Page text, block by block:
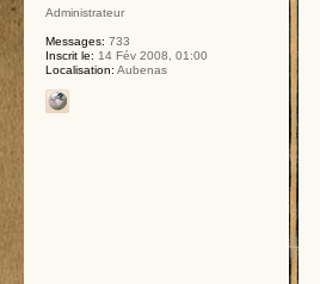
Administrateur
Messages: 733
Inscrit le: 14 Fév 2008, 01:00
Localisation: Aubenas